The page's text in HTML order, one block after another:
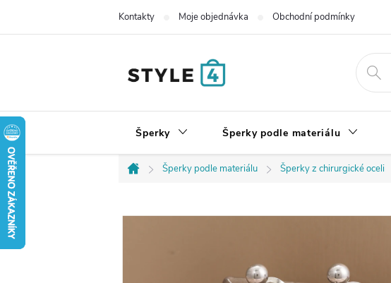
Kontakty Moje objednávka Obchodní podmínky
Šperky Šperky podle materiálu
Domů
Šperky podle materiálu Šperky z chirurgické oceli